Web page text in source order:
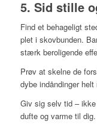
5. Sid stille
Find et behageligt
plet i skovbunden.
stærk beroligende
Prøv at skelne de
dybe indåndinger
Giv sig selv tid –
dufte og varme til dig.